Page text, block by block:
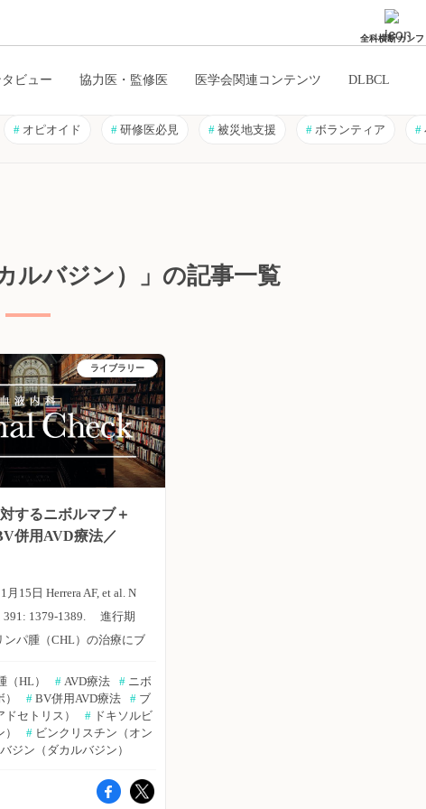
全科横断カンフ
ビュー 協力医・監修医 医学会関連コンテンツ DLBCL
# オピオイド # 研修医必見 # 被災地支援 # ボランティア #
ルバジン）」の記事一覧
ライブラリー
するニボルマブ＋
併用AVD療法／
15日 Herrera AF, et al. N
391: 1379-1389. 進行期
ンパ腫（CHL）の治療にブ
び小児患者の臨床アウトカ
かし、成人患者に対する
クが懸念され、小児患者
線療法による地固め療法
再発は依然として課題とな
PD-1阻害は、未治療患者
HL） # AVD療法 # ニボ
# BV併用AVD療法 # ブ
セトリス）
# ドキソルビ
# ビンクリスチン（オン
ジン（ダカルバジン）